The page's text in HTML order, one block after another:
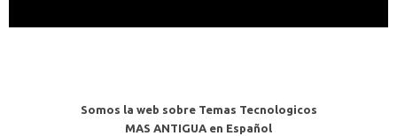
Somos la web sobre Temas Tecnologicos
MAS ANTIGUA en Español